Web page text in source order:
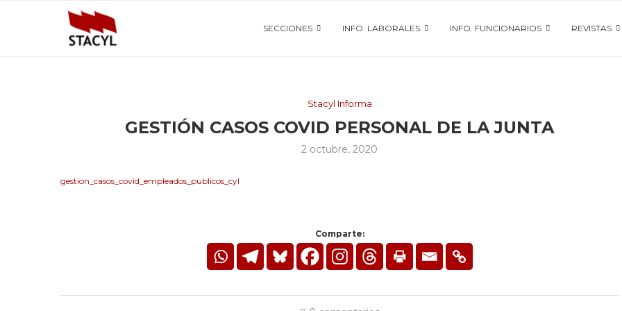
SECCIONES INFO. LABORALES INFO. FUNCIONARIOS REVISTAS
Stacyl Informa
GESTIÓN CASOS COVID PERSONAL DE LA JUNTA
2 octubre, 2020
gestion_casos_covid_empleados_publicos_cyl
Comparte: